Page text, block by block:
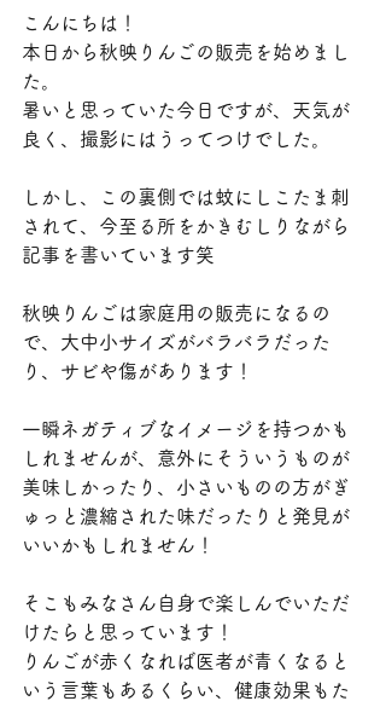
こんにちは！
本日から秋映りんごの販売を始めまし
た。
暑いと思っていた今日ですが、天気が
良く、撮影にはうってつけでした。
しかし、この裏側では蚊にしこたま刺
されて、今至る所をかきむしりながら
記事を書いています笑
秋映りんごは家庭用の販売になるの
で、大中小サイズがバラバラだった
り、サビや傷があります！
一瞬ネガティブなイメージを持つかも
しれませんが、意外にそういうものが
美味しかったり、小さいものの方がぎ
ゅっと濃縮された味だったりと発見が
いいかもしれません！
そこもみなさん自身で楽しんでいただ
けたらと思っています！
りんごが赤くなれば医者が青くなると
いう言葉もあるくらい、健康効果もた